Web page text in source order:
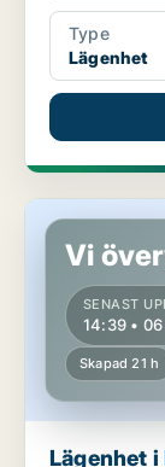
Type
Lägenhet
Lägenhet i
Vi
SENAST
14:39 •
Skapad 21 h
Lägenhet